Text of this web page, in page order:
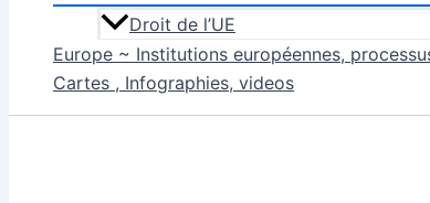
Droit de l’UE
Europe ~ Institutions européennes,
Cartes , Infographies, videos